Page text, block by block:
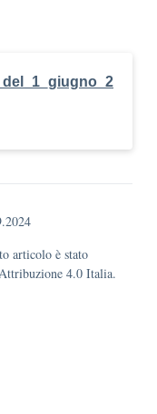
articolo è stato
4.0 Italia.